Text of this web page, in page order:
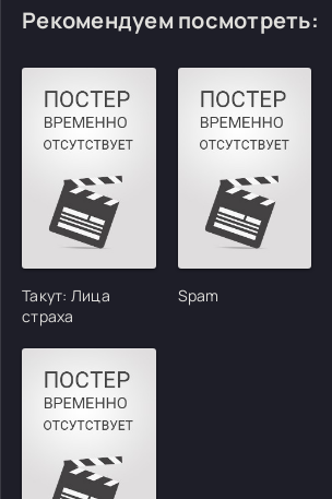
Рекомендуем посмотреть:
Такут: Лица
страха
Spam